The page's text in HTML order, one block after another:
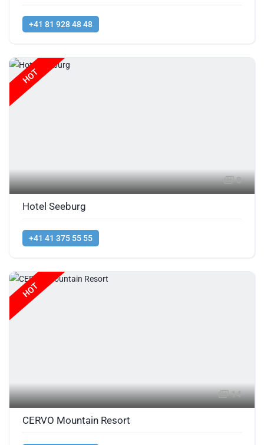
+41 81 928 48 48
HOT
8
Hotel Seeburg
+41 41 375 55 55
HOT
14
CERVO Mountain Resort